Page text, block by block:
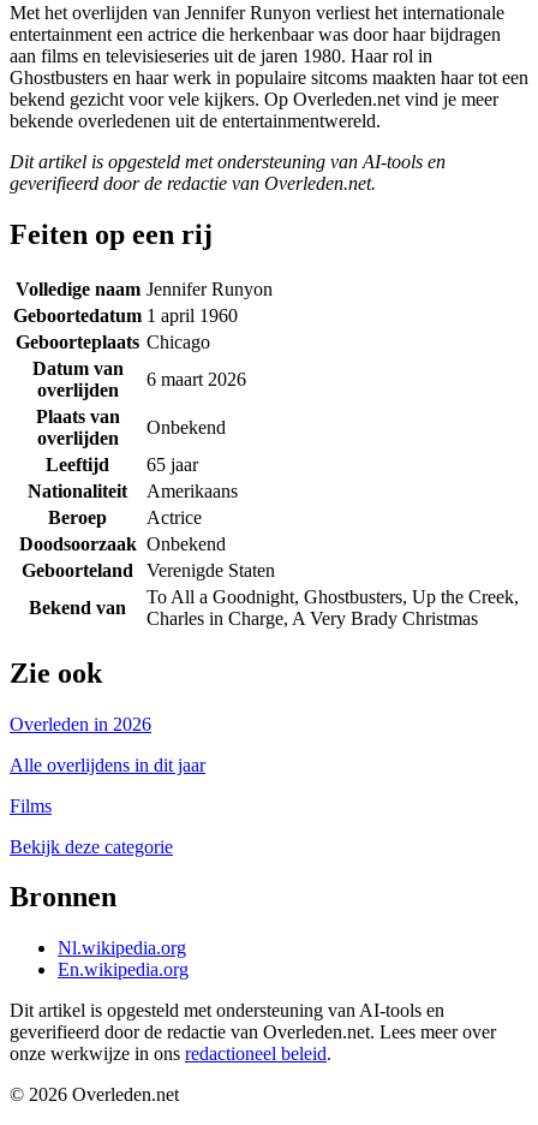
Met het overlijden van Jennifer Runyon verliest het internationale
entertainment een actrice die herkenbaar was door haar bijdragen
aan films en televisieseries uit de jaren 1980. Haar rol in
Ghostbusters en haar werk in populaire sitcoms maakten haar tot een
bekend gezicht voor vele kijkers. Op Overleden.net vind je meer
bekende overledenen uit de entertainmentwereld.
Dit artikel is opgesteld met ondersteuning van AI-tools en
geverifieerd door de redactie van Overleden.net.
Feiten op een rij
Volledige naam Jennifer Runyon
Geboortedatum 1 april 1960
Geboorteplaats Chicago
Datum van
overlijden
6 maart 2026
Plaats van
overlijden
Onbekend
Leeftijd
65 jaar
Nationaliteit
Amerikaans
Beroep
Actrice
Doodsoorzaak Onbekend
Geboorteland
Verenigde Staten
Bekend van
To All a Goodnight, Ghostbusters, Up the Creek,
Charles in Charge, A Very Brady Christmas
Zie ook
Overleden in 2026
Alle overlijdens in dit jaar
Films
Bekijk deze categorie
Bronnen
Nl.wikipedia.org
En.wikipedia.org
Dit artikel is opgesteld met ondersteuning van AI-tools en
geverifieerd door de redactie van Overleden.net. Lees meer over
onze werkwijze in ons redactioneel beleid.
© 2026 Overleden.net